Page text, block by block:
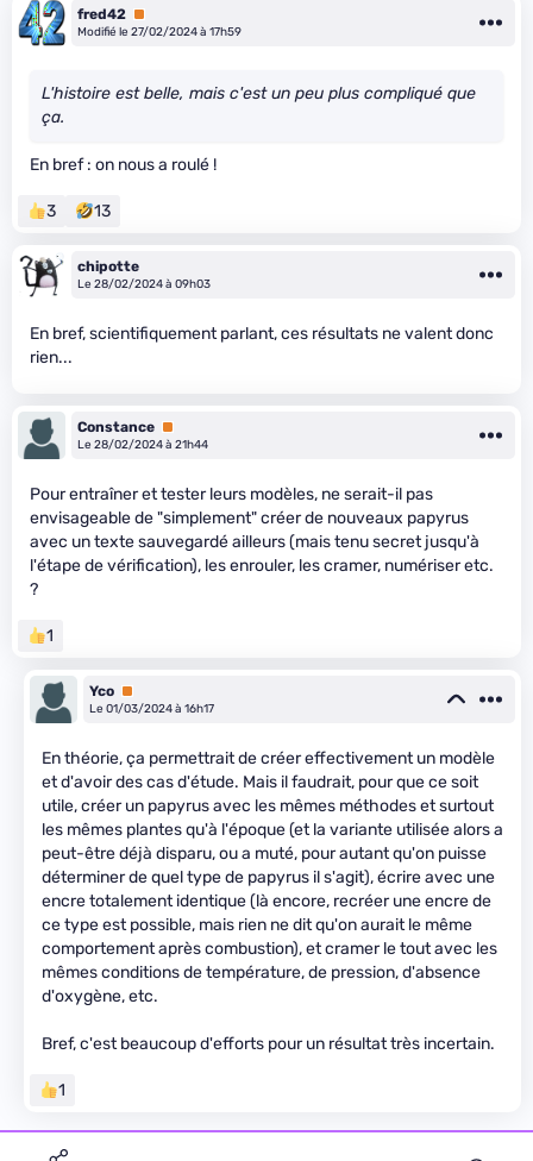
fred42 Premium
Modifié le 27/02/2024 à 17h59
L'histoire est belle, mais c'est un peu plus compliqué que
ça.
En bref : on nous a roulé !
3 13
chipotte
Le 28/02/2024 à 09h03
En bref, scientifiquement parlant, ces résultats ne valent donc
rien...
Constance Premium
Le 28/02/2024 à 21h44
Pour entraîner et tester leurs modèles, ne serait-il pas
envisageable de "simplement" créer de nouveaux papyrus
avec un texte sauvegardé ailleurs (mais tenu secret jusqu'à
l'étape de vérification), les enrouler, les cramer, numériser etc.
?
1
Yco Premium
Le 01/03/2024 à 16h17
En théorie, ça permettrait de créer effectivement un modèle
et d'avoir des cas d'étude. Mais il faudrait, pour que ce soit
utile, créer un papyrus avec les mêmes méthodes et surtout
les mêmes plantes qu'à l'époque (et la variante utilisée alors a
peut-être déjà disparu, ou a muté, pour autant qu'on puisse
déterminer de quel type de papyrus il s'agit), écrire avec une
encre totalement identique (là encore, recréer une encre de
ce type est possible, mais rien ne dit qu'on aurait le même
comportement après combustion), et cramer le tout avec les
mêmes conditions de température, de pression, d'absence
d'oxygène, etc.
Bref, c'est beaucoup d'efforts pour un résultat très incertain.
1